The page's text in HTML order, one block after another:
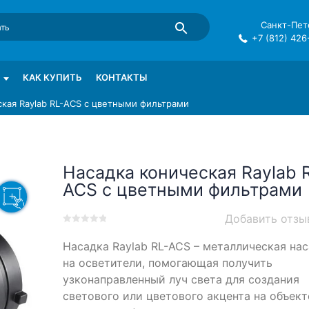
в СПб
Санкт-
+7 (812)
КАК КУПИТЬ КОНТАКТЫ
Raylab RL-ACS с цветными фильтрами
Насадка коническая Raylab
ACS с цветными фильтрами
out
on
customer
Добавить
Насадка Raylab RL-ACS – металлическая
на осветители, помогающая получить
узконаправленный луч света для создания
светового или цветового акцента на